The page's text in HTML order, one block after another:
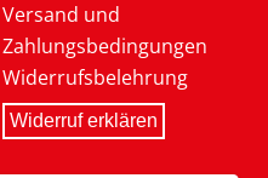
Versand und
Zahlungsbedingungen
Widerrufsbelehrung
Widerruf erklären